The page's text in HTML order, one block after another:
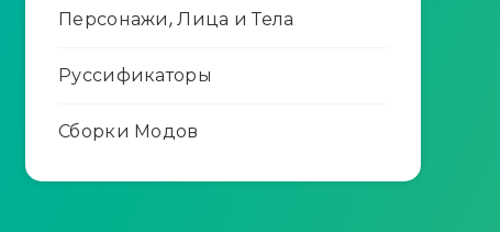
Персонажи, Лица и Тела
Руссификаторы
Сборки Модов